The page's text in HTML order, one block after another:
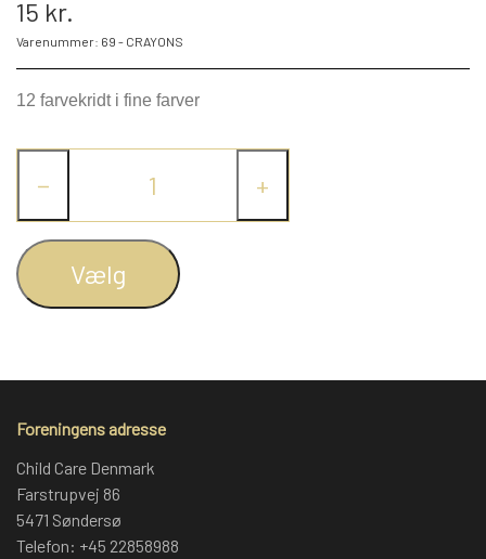
SPONSOR-LOGIN
15 kr.
Varenummer: 69 - CRAYONS
12 farvekridt i fine farver
− +
Vælg
Foreningens adresse
Child Care Denmark
Farstrupvej 86
5471 Søndersø
Telefon: +45 22858988